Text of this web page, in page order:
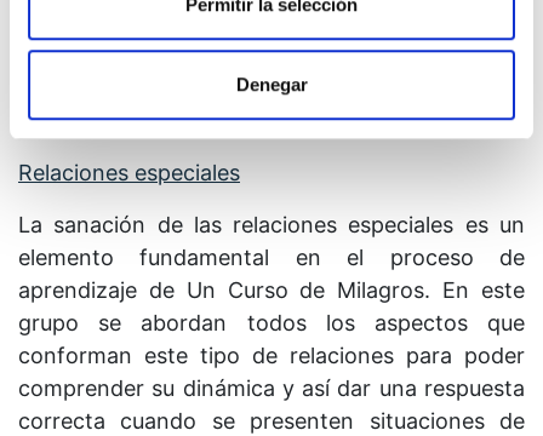
Permitir la selección
Denegar
correspondencia entre el nivel más abstracto o
metafísico del curso y su aplicación práctica.
Relaciones especiales
La sanación de las relaciones especiales es un
elemento fundamental en el proceso de
aprendizaje de Un Curso de Milagros. En este
grupo se abordan todos los aspectos que
conforman este tipo de relaciones para poder
comprender su dinámica y así dar una respuesta
correcta cuando se presenten situaciones de